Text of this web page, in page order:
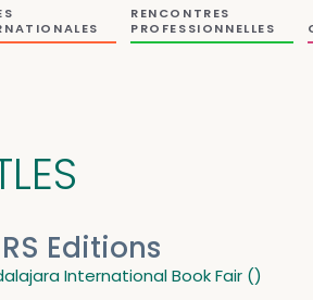
RENCONTRES
PROFESSIONNELLES
Editions
International Book Fair ()